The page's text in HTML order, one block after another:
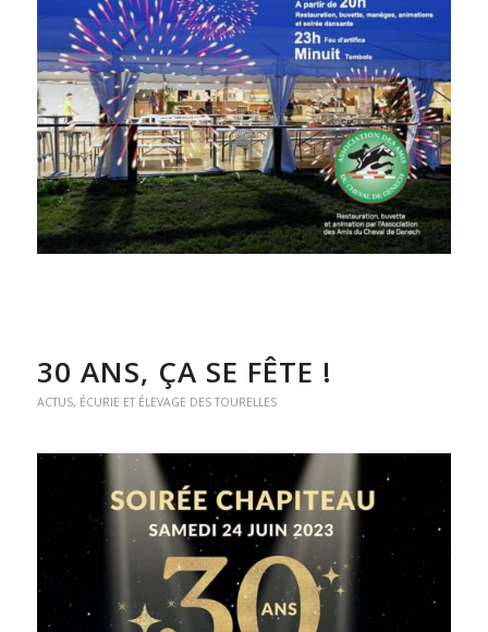
30 ANS, ÇA SE FÊTE !
ACTUS, ÉCURIE ET ÉLEVAGE DES TOURELLES